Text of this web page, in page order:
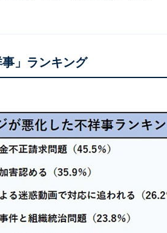
」ランキング